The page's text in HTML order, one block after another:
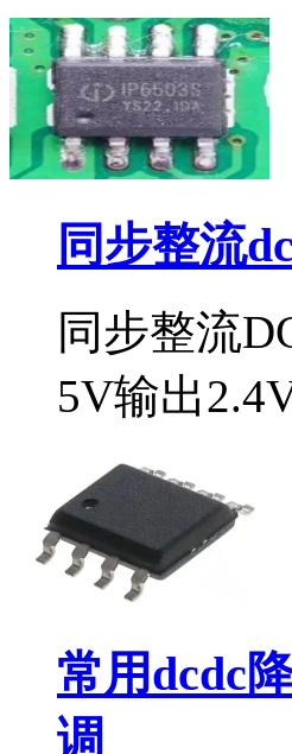
同步整流
同步整流
5V输出
常用dcdc
调